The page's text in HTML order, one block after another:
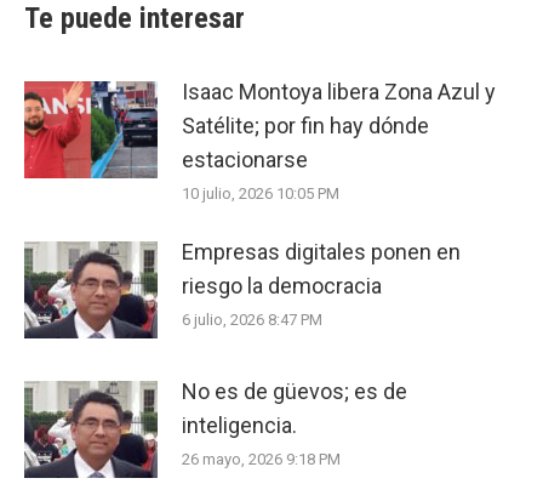
Te puede interesar
Isaac Montoya libera Zona Azul y
Satélite; por fin hay dónde
estacionarse
10 julio, 2026 10:05 PM
Empresas digitales ponen en
riesgo la democracia
6 julio, 2026 8:47 PM
No es de güevos; es de
inteligencia.
26 mayo, 2026 9:18 PM